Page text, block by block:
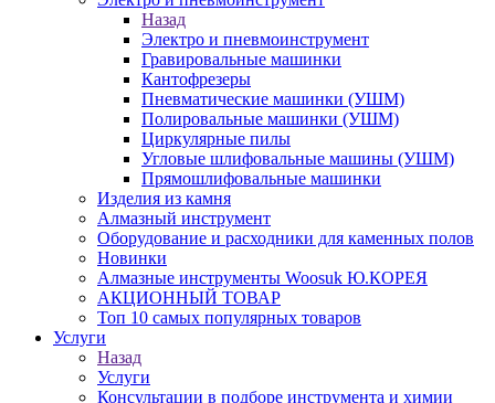
Назад
Электро и пневмоинструмент
Гравировальные машинки
Кантофрезеры
Пневматические машинки (УШМ)
Полировальные машинки (УШМ)
Циркулярные пилы
Угловые шлифовальные машины (УШМ)
Прямошлифовальные машинки
Изделия из камня
Алмазный инструмент
Оборудование и расходники для каменных полов
Новинки
Алмазные инструменты Woosuk Ю.КОРЕЯ
АКЦИОННЫЙ ТОВАР
Топ 10 самых популярных товаров
Услуги
Назад
Услуги
Консультации в подборе инструмента и химии